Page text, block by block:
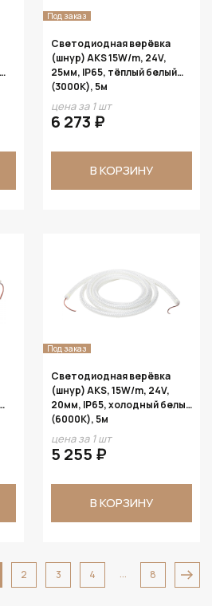
Под заказ
Светодиодная верёвка
(шнур) AKS 15W/m, 24V,
25мм, IP65, тёплый белый
(3000K), 5м
цена за 1 шт
6 273 ₽
В КОРЗИНУ
Под заказ
Светодиодная верёвка
(шнур) AKS, 15W/m, 24V,
20мм, IP65, холодный белый
(6000K), 5м
цена за 1 шт
5 255 ₽
В КОРЗИНУ
2 3 4 ... 8